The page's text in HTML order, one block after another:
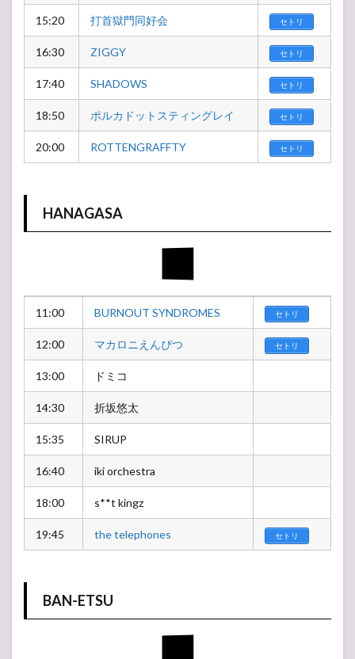
15:20 打首獄門同好会 セトリ
16:30 ZIGGY セトリ
17:40 SHADOWS セトリ
18:50 ポルカドットスティングレイ セトリ
20:00 ROTTENGRAFFTY セトリ
HANAGASA
11:00 BURNOUT SYNDROMES セトリ
12:00 マカロニえんぴつ セトリ
13:00 ドミコ
14:30 折坂悠太
15:35 SIRUP
16:40 iki orchestra
18:00 s**t kingz
19:45 the telephones セトリ
BAN-ETSU